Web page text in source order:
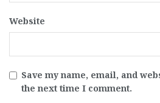
Website
Save my name, email, and
the next time I comment.